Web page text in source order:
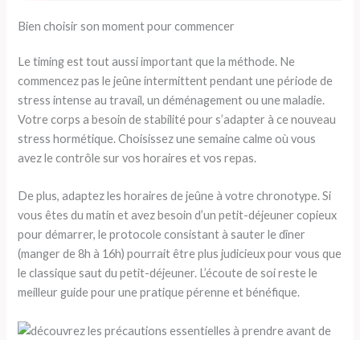
Bien choisir son moment pour commencer
Le timing est tout aussi important que la méthode. Ne
commencez pas le jeûne intermittent pendant une période de
stress intense au travail, un déménagement ou une maladie.
Votre corps a besoin de stabilité pour s’adapter à ce nouveau
stress hormétique. Choisissez une semaine calme où vous
avez le contrôle sur vos horaires et vos repas.
De plus, adaptez les horaires de jeûne à votre chronotype. Si
vous êtes du matin et avez besoin d’un petit-déjeuner copieux
pour démarrer, le protocole consistant à sauter le dîner
(manger de 8h à 16h) pourrait être plus judicieux pour vous que
le classique saut du petit-déjeuner. L’écoute de soi reste le
meilleur guide pour une pratique pérenne et bénéfique.